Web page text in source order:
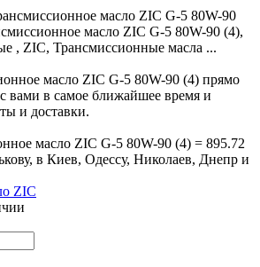
масло ZIC G-5 80W-90
масло ZIC G-5 80W-90 (4),
, ZIC, Трансмиссионные масла ...
масло ZIC G-5 80W-90 (4) прямо
вами в самое ближайшее время и
и доставки.
масло ZIC G-5 80W-90 (4) = 895.72
в Киев, Одессу, Николаев, Днепр и
ZIC